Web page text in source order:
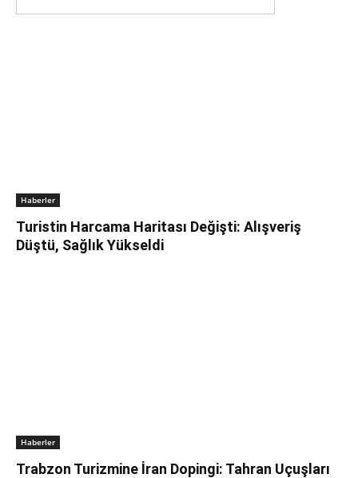
Haberler
Turistin Harcama Haritası Değişti: Alışveriş
Düştü, Sağlık Yükseldi
Haberler
Trabzon Turizmine İran Dopingi: Tahran Uçuşları